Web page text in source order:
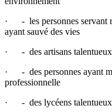
· - les personnes servant
ayant sauvé des vies
· - des artisans talentueux
· - des personnes ayant
professionnelle
· - des lycéens